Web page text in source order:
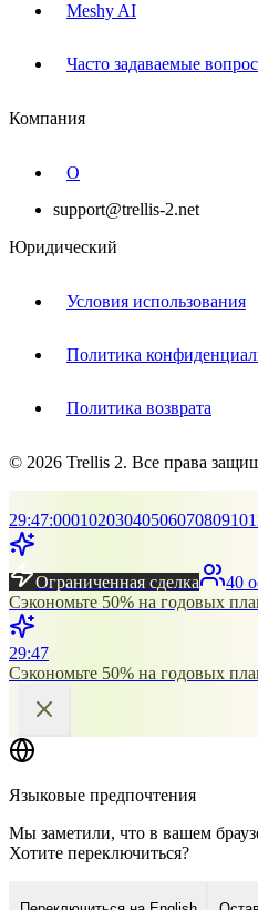
Meshy AI
Часто задаваемые
Компания
О
support@trellis-2.net
Юридический
Условия использования
Политика
Политика возврата
© 2026 Trellis 2. Все права
29:46:0001020304050607080910
Ограниченная сделка
40
Сэкономьте 50% на годовых
29:46
Сэкономьте 50% на годовых
Языковые предпочтения
Мы заметили, что в вашем
Хотите переключиться?